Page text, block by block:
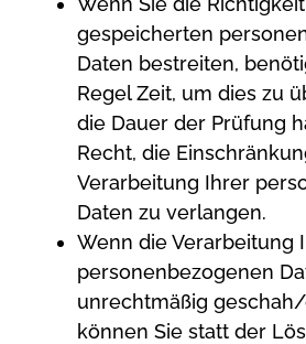
gespeicherten
Daten bestreiten,
Regel Zeit, um dies zu
die Dauer der Prüfung
Recht, die
Verarbeitung Ihrer
Daten zu verlangen.
Wenn die Verarbeitung
personenbezogenen
unrechtmäßig
können Sie statt der